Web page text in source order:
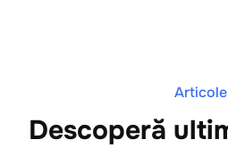
Articole
Descoperă